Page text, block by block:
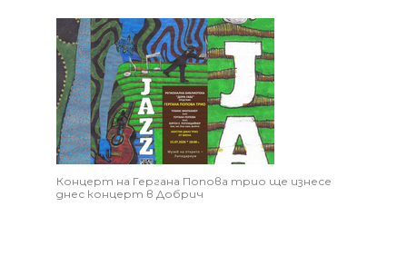
Концерт на Гергана Попова трио ще изнесе
днес концерт в Добрич